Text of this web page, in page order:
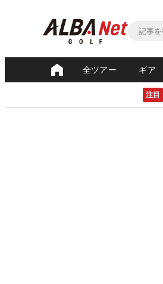
全ツアー ギア
注目